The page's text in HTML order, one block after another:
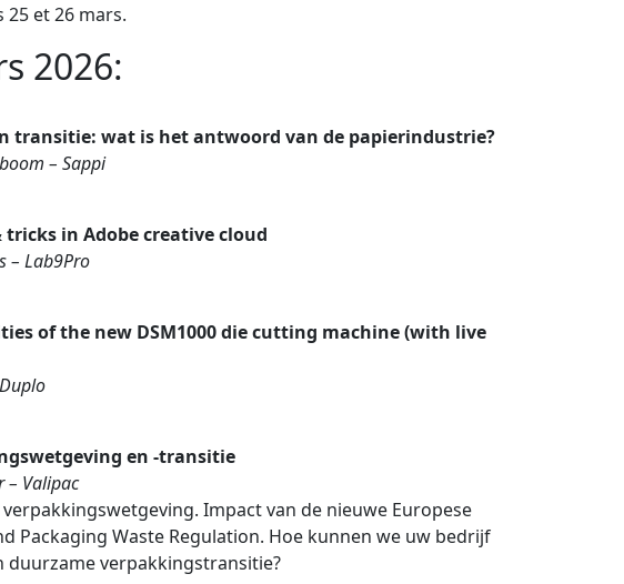
et 26 mars.
2026:
transitie: wat is het antwoord van de papierindustrie?
– Sappi
tricks in Adobe creative cloud
– Lab9Pro
of the new DSM1000 die cutting machine (with live
en -transitie
– Valipac
verpakkingswetgeving. Impact van de nieuwe Europese
Packaging Waste Regulation. Hoe kunnen we uw bedrijf
duurzame verpakkingstransitie?